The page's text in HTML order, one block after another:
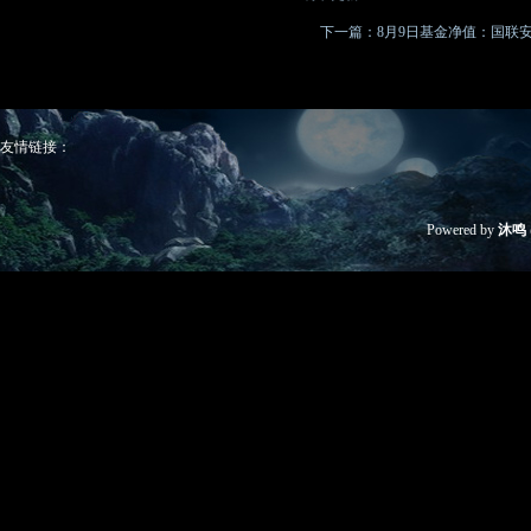
下一篇： 8月9日基金净值：国联
友情链接：
Powered by 沐鸣